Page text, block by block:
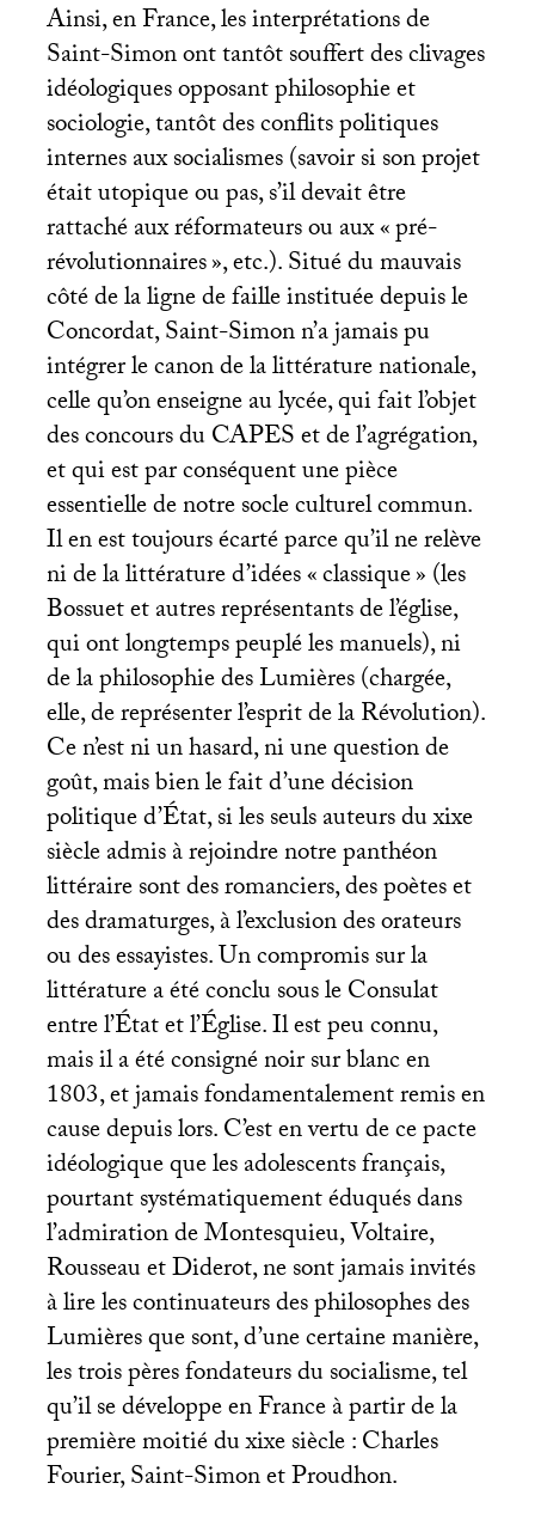
Ainsi, en France, les interprétations de
Saint-Simon ont tantôt souffert des clivages
idéologiques opposant philosophie et
sociologie, tantôt des conflits politiques
internes aux socialismes (savoir si son projet
était utopique ou pas, s’il devait être
rattaché aux réformateurs ou aux «pré-
révolutionnaires», etc.). Situé du mauvais
côté de la ligne de faille instituée depuis le
Concordat, Saint-Simon n’a jamais pu
intégrer le canon de la littérature nationale,
celle qu’on enseigne au lycée, qui fait l’objet
des concours duCAPESet de l’agrégation,
et qui est par conséquent une pièce
essentielle de notre socle culturel commun.
Il en est toujours écarté parce qu’il ne relève
ni de la littérature d’idées «classique» (les
Bossuet et autres représentants de l’église,
qui ont longtemps peuplé les manuels), ni
de la philosophie des Lumières (chargée,
elle, de représenter l’esprit de la Révolution).
Ce n’est ni un hasard, ni une question de
goût, mais bien le fait d’une décision
politique d’État, si les seuls auteurs du xixe
siècle admis à rejoindre notre panthéon
littéraire sont des romanciers, des poètes et
des dramaturges, à l’exclusion des orateurs
ou des essayistes. Un compromis sur la
littérature a été conclu sous le Consulat
entre l’État et l’Église. Il est peu connu,
mais il a été consigné noir sur blanc en
1803, et jamais fondamentalement remis en
cause depuis lors. C’est en vertu de ce pacte
idéologique que les adolescents français,
pourtant systématiquement éduqués dans
l’admiration de Montesquieu, Voltaire,
Rousseau et Diderot, ne sont jamais invités
à lire les continuateurs des philosophes des
Lumières que sont, d’une certaine manière,
les trois pères fondateurs du socialisme, tel
qu’il se développe en France à partir de la
première moitié du xixe siècle : Charles
Fourier, Saint-Simon et Proudhon.